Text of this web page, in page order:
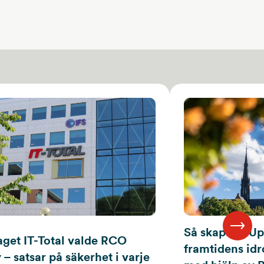
IT-Total valde RCO
satsar på säkerhet i varje
Så skapade
framtidens